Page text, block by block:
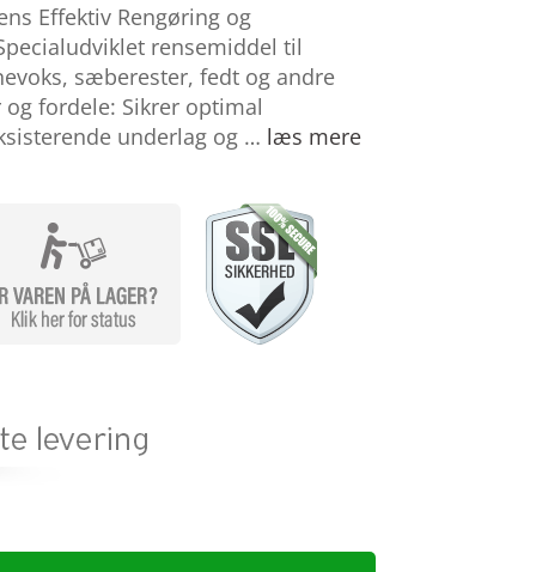
Effektiv Rengøring og
rensemiddel til
sæberester, fedt og andre
fordele: Sikrer optimal
underlag og … læs mere